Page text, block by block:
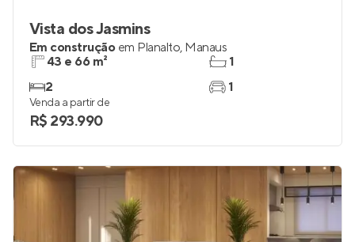
Vista dos Jasmins
Em construção em Planalto, Manaus
43 e 66 m²
2
1
1
Venda a partir de
R$ 293.990